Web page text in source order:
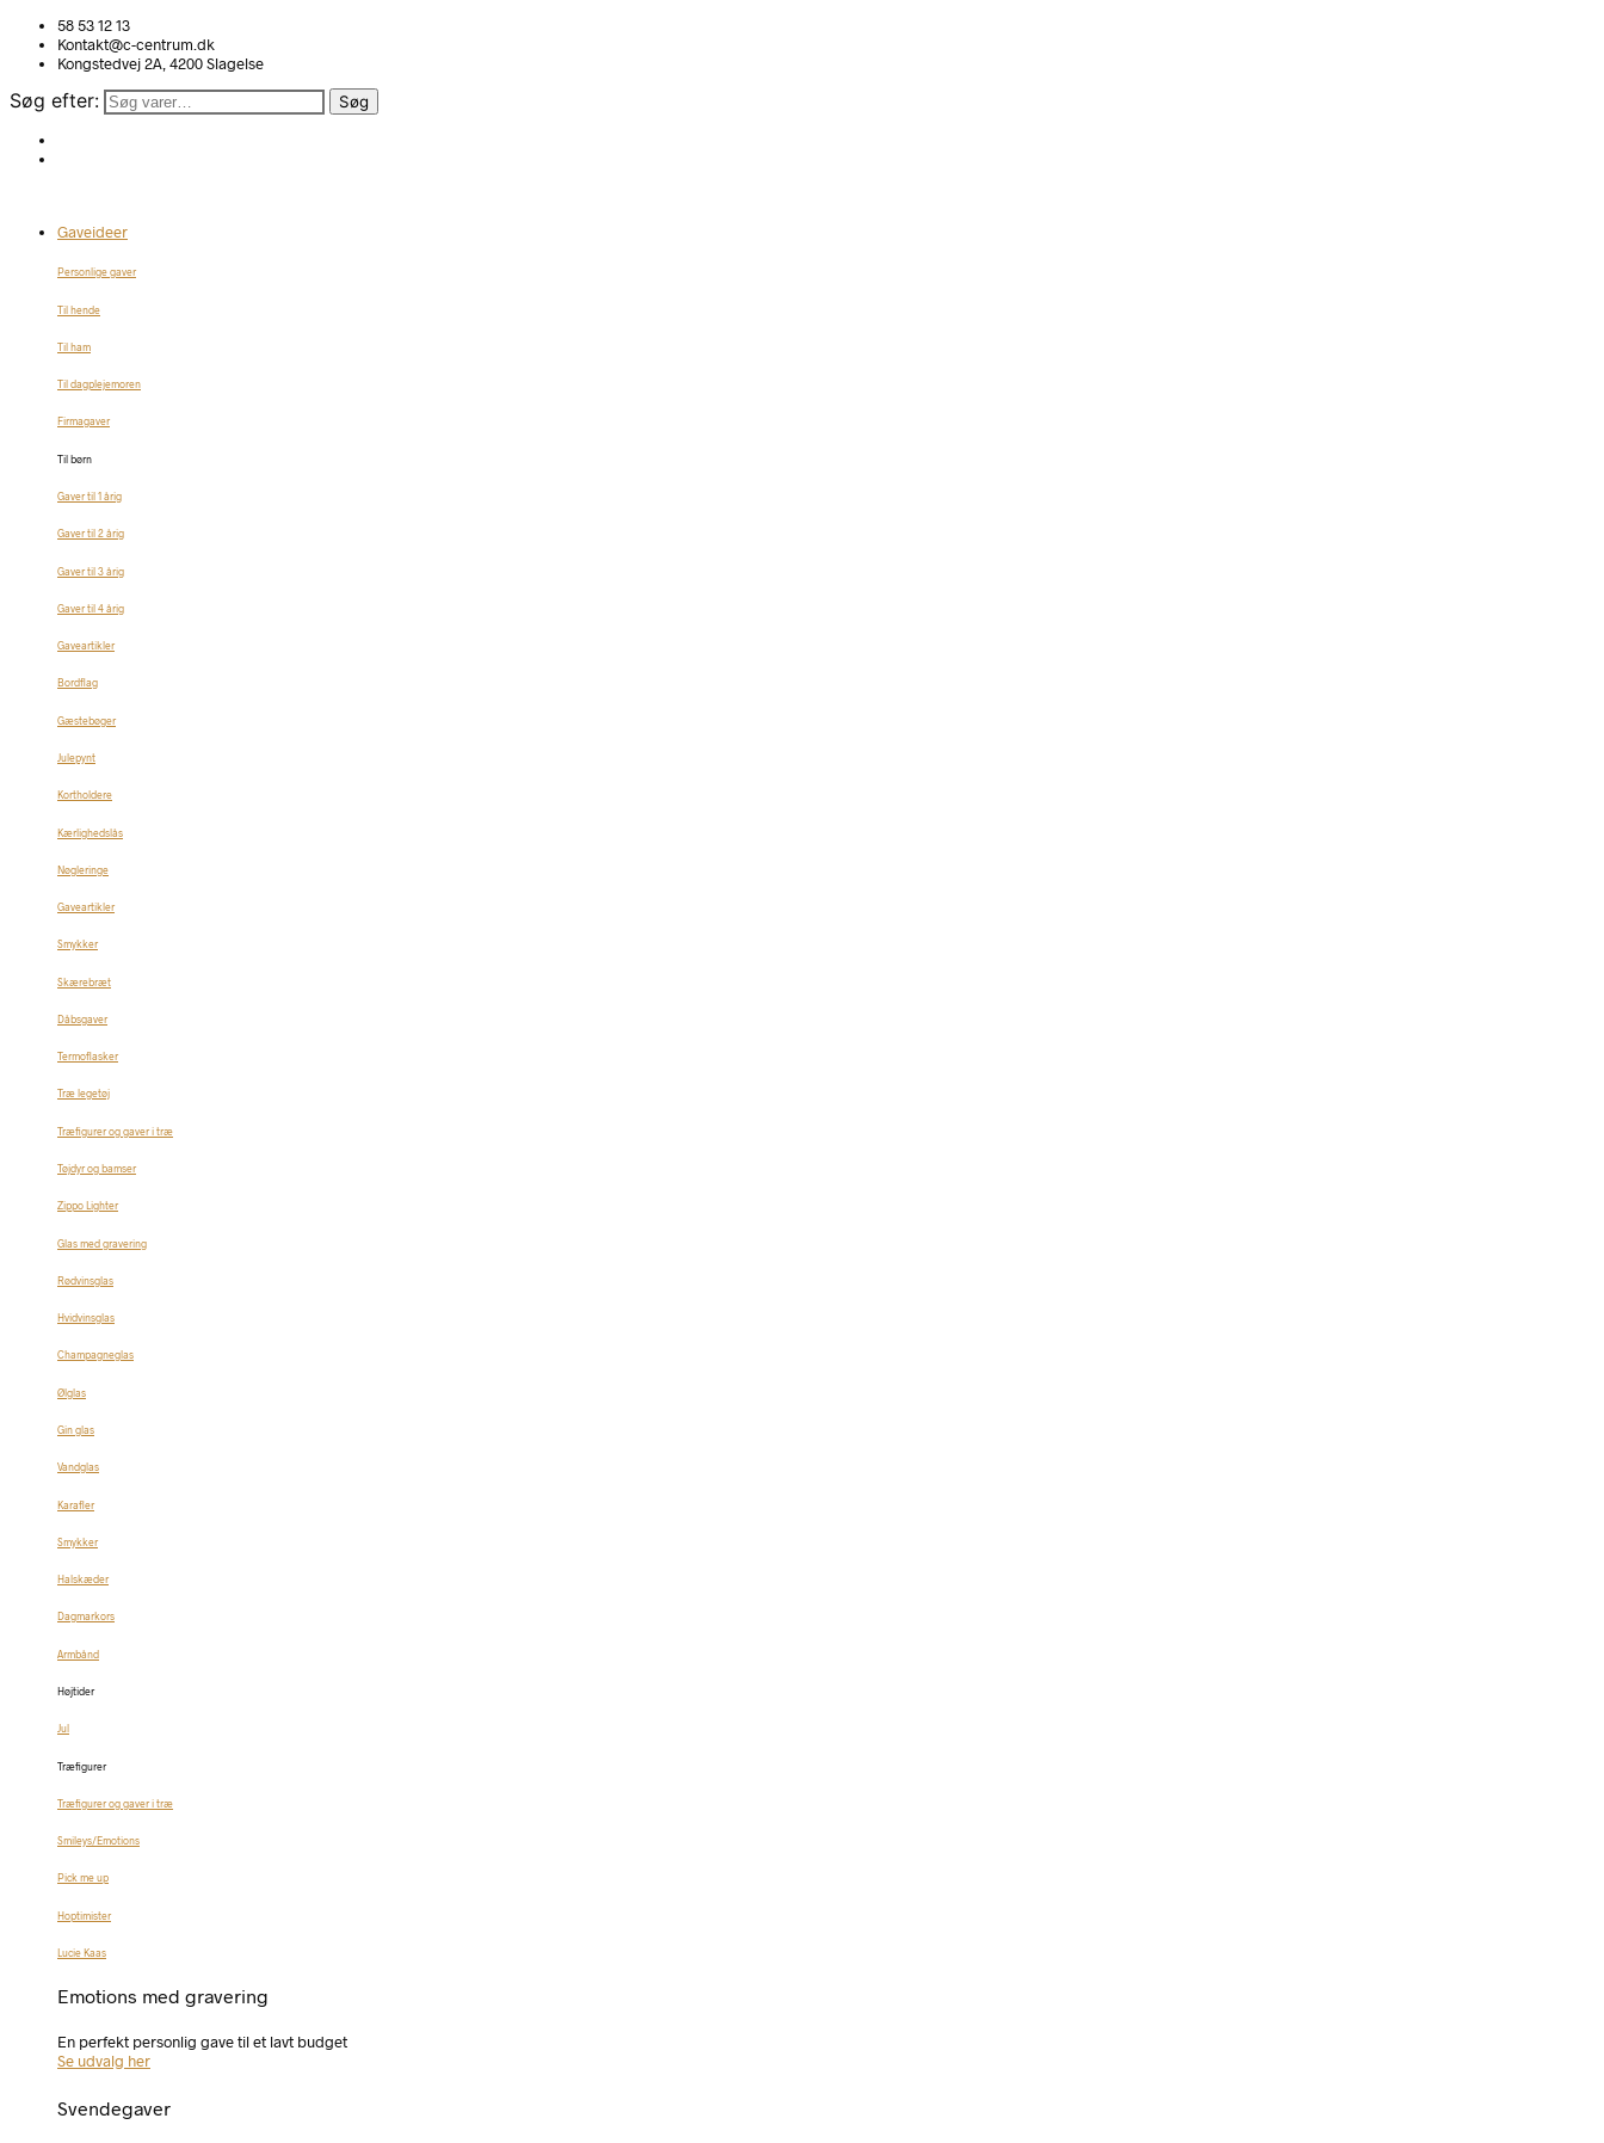
58 53 12 13
Kontakt@c-centrum.dk
Kongstedvej 2A, 4200 Slagelse
Søg efter: Søg
Gaveideer
Personlige gaver
Til hende
Til ham
Til dagplejemoren
Firmagaver
Til børn
Gaver til 1 årig
Gaver til 2 årig
Gaver til 3 årig
Gaver til 4 årig
Gaveartikler
Bordflag
Gæstebøger
Julepynt
Kortholdere
Kærlighedslås
Nøgleringe
Gaveartikler
Smykker
Skærebræt
Dåbsgaver
Termoflasker
Træ legetøj
Træfigurer og gaver i træ
Tøjdyr og bamser
Zippo Lighter
Glas med gravering
Rødvinsglas
Hvidvinsglas
Champagneglas
Ølglas
Gin glas
Vandglas
Karafler
Smykker
Halskæder
Dagmarkors
Armbånd
Højtider
Jul
Træfigurer
Træfigurer og gaver i træ
Smileys/Emotions
Pick me up
Hoptimister
Lucie Kaas
Emotions med gravering
En perfekt personlig gave til et lavt budget
Se udvalg her
Svendegaver